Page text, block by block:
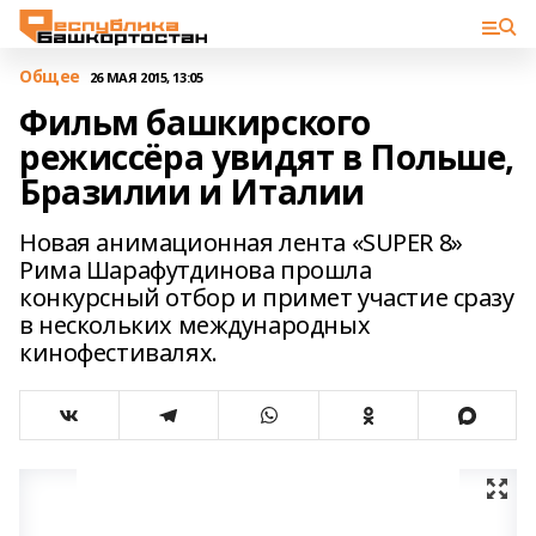
Общее 26 МАЯ 2015, 13:05
Фильм башкирского
режиссёра увидят в Польше,
Бразилии и Италии
Новая анимационная лента «SUPER 8»
Рима Шарафутдинова прошла
конкурсный отбор и примет участие сразу
в нескольких международных
кинофестивалях.